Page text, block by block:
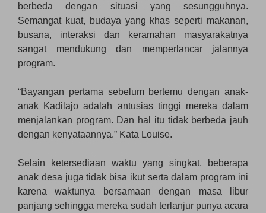
berbeda dengan situasi yang sesungguhnya.
Semangat kuat, budaya yang khas seperti makanan,
busana, interaksi dan keramahan masyarakatnya
sangat mendukung dan memperlancar jalannya
program.
“Bayangan pertama sebelum bertemu dengan anak-
anak Kadilajo adalah antusias tinggi mereka dalam
menjalankan program. Dan hal itu tidak berbeda jauh
dengan kenyataannya.” Kata Louise.
Selain ketersediaan waktu yang singkat, beberapa
anak desa juga tidak bisa ikut serta dalam program ini
karena waktunya bersamaan dengan masa libur
panjang sehingga mereka sudah terlanjur punya acara